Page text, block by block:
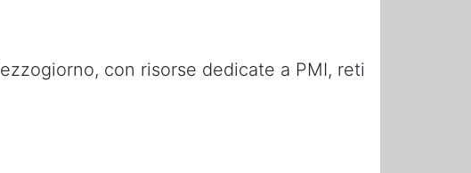
con risorse dedicate a PMI, reti